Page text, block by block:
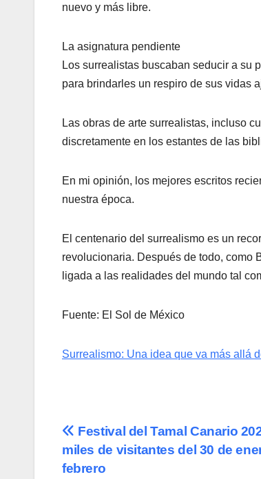
nuevo y más libre.
La asignatura pendiente
Los surrealistas buscaban seducir a su
para brindarles un respiro de sus vidas
Las obras de arte surrealistas, incluso
discretamente en los estantes de las
En mi opinión, los mejores escritos
nuestra época.
El centenario del surrealismo es un
revolucionaria. Después de todo, como
ligada a las realidades del mundo tal
Fuente: El Sol de México
Surrealismo: Una idea que va más allá
Navegación
de
Festival del Tamal Canario
miles de visitantes del 30 de
febrero